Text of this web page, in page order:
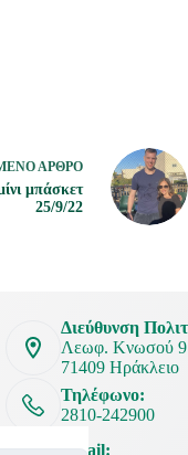
ΆΡΘΡΟ
μπάσκετ
25/9/22
Διεύθυνση
Λεωφ. Κνωσού
71409 Ηράκλειο
Τηλέφωνο:
2810-242900
Email: